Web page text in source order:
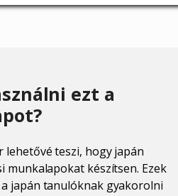
ezt a
lehetővé teszi, hogy japán
munkalapokat készítsen. Ezek
japán tanulóknak gyakorolni